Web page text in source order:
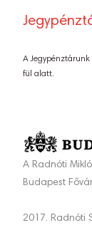
A
fül alatt.
A Radnóti
Budapest
2017. Radnóti